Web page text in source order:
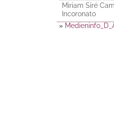
Miriam Siré
Incoronato
»